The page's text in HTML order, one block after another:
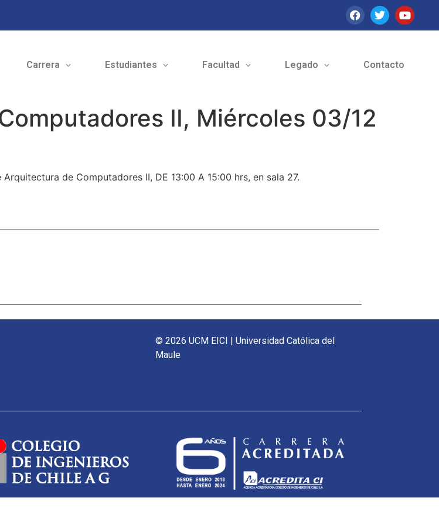
Carrera Estudiantes Facultad Legado Contacto
II, Miércoles 03/12
de Computadores II, DE 13:00 A 15:00 hrs, en sala 27.
© 2026 UCM EICI | Universidad Católica del
Maule